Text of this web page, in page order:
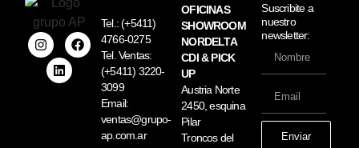
Tel.:(+5411)
4766-0275
Tel. Ventas:
(+5411) 3220-
3099
Email:
ventas@grupo-
ap.com.ar
OFICINAS
SHOWROOM
NORDELTA
CDI & PICK
UP
Austria Norte
2450, esquina
Pilar
Troncos del
Suscribite a
nuestro
newsletter:
Enviar